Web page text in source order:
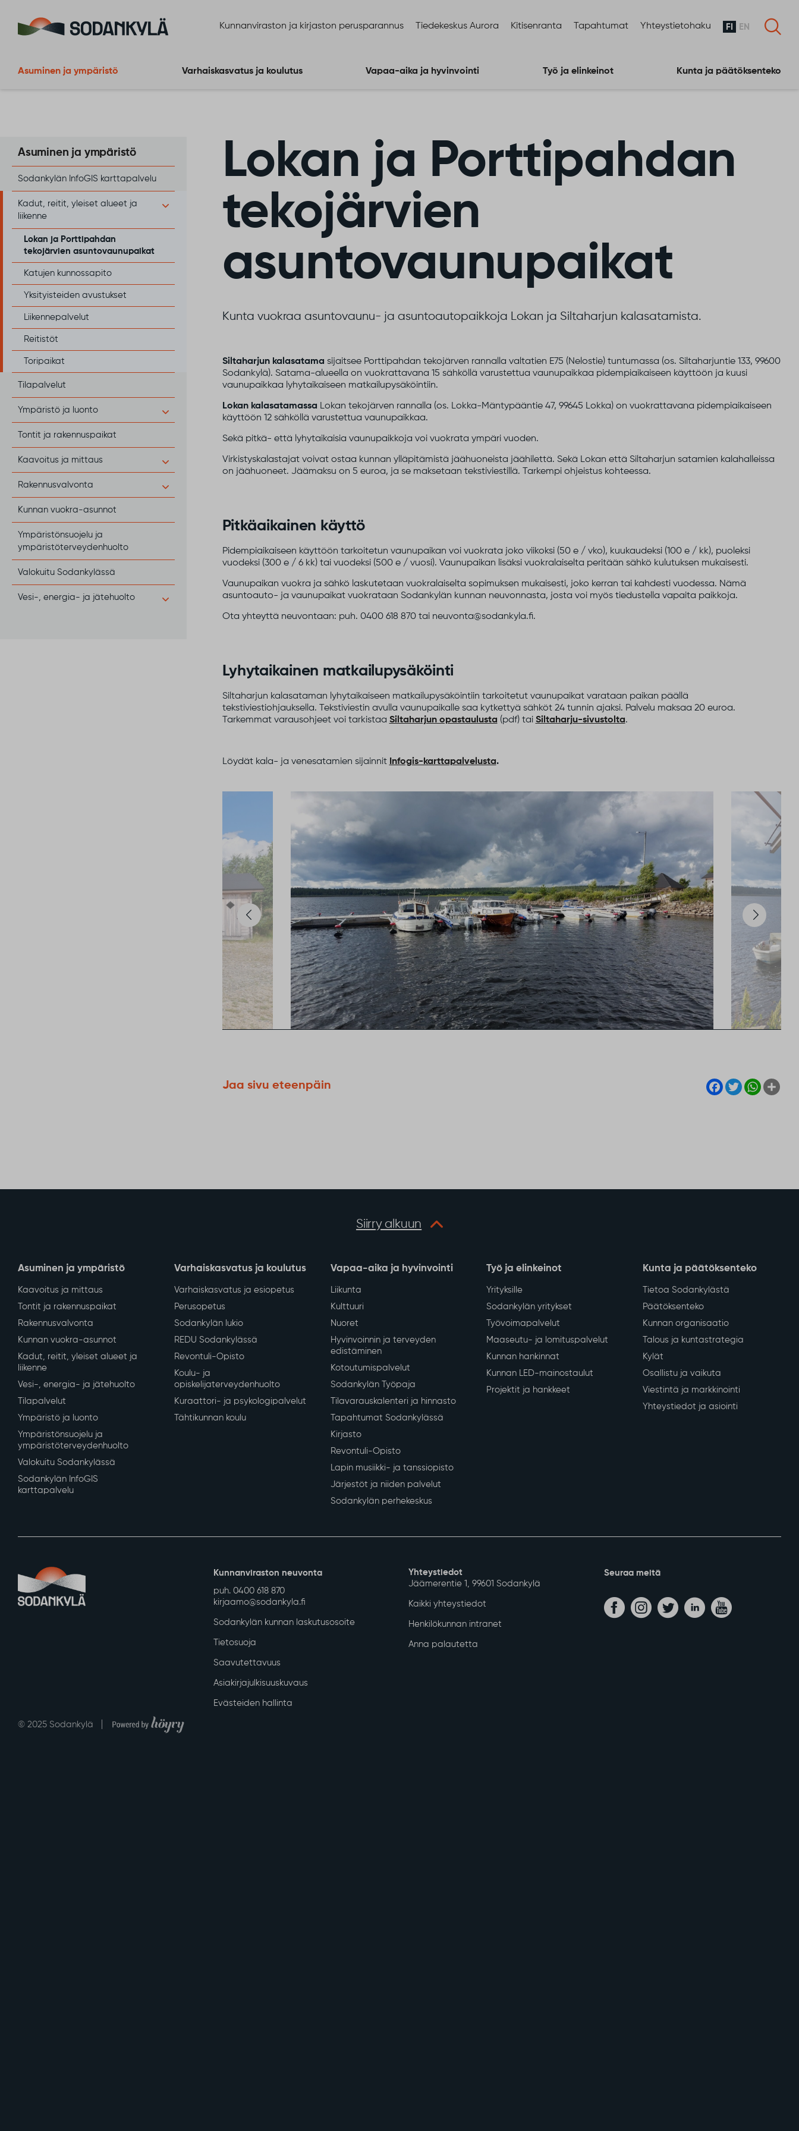
Kunnanviraston ja kirjaston perusparannus Tiedekeskus Aurora Kitisenranta Tapahtumat Yhteystietohaku FI EN
Asuminen ja ympäristö Varhaiskasvatus ja koulutus Vapaa-aika ja hyvinvointi Työ ja elinkeinot Kunta ja päätöksenteko
Asuminen ja ympäristö
Sodankylän InfoGIS karttapalvelu
Kadut, reitit, yleiset alueet ja
liikenne
Lokan ja Porttipahdan
tekojärvien asuntovaunupaikat
Katujen kunnossapito
Yksityisteiden avustukset
Liikennepalvelut
Reitistöt
Toripaikat
Tilapalvelut
Ympäristö ja luonto
Tontit ja rakennuspaikat
Kaavoitus ja mittaus
Rakennusvalvonta
Kunnan vuokra-asunnot
Ympäristönsuojelu ja
ympäristöterveydenhuolto
Valokuitu Sodankylässä
Vesi-, energia- ja jätehuolto
Lokan ja Porttipahdan
tekojärvien
asuntovaunupaikat
Kunta vuokraa asuntovaunu- ja asuntoautopaikkoja Lokan ja Siltaharjun kalasatamista.
Siltaharjun kalasatama sijaitsee Porttipahdan tekojärven rannalla valtatien E75 (Nelostie) tuntumassa (os. Siltaharjuntie 133, 99600
Sodankylä). Satama-alueella on vuokrattavana 15 sähköllä varustettua vaunupaikkaa pidempiaikaiseen käyttöön ja kuusi
vaunupaikkaa lyhytaikaiseen matkailupysäköintiin.
Lokan kalasatamassa Lokan tekojärven rannalla (os. Lokka-Mäntypääntie 47, 99645 Lokka) on vuokrattavana pidempiaikaiseen
käyttöön 12 sähköllä varustettua vaunupaikkaa.
Sekä pitkä- että lyhytaikaisia vaunupaikkoja voi vuokrata ympäri vuoden.
Virkistyskalastajat voivat ostaa kunnan ylläpitämistä jäähuoneista jäähilettä. Sekä Lokan että Siltaharjun satamien kalahalleissa
on jäähuoneet. Jäämaksu on 5 euroa, ja se maksetaan tekstiviestillä. Tarkempi ohjeistus kohteessa.
Pitkäaikainen käyttö
Pidempiaikaiseen käyttöön tarkoitetun vaunupaikan voi vuokrata joko viikoksi (50 e / vko), kuukaudeksi (100 e / kk), puoleksi
vuodeksi (300 e / 6 kk) tai vuodeksi (500 e / vuosi). Vaunupaikan lisäksi vuokralaiselta peritään sähkö kulutuksen mukaisesti.
Vaunupaikan vuokra ja sähkö laskutetaan vuokralaiselta sopimuksen mukaisesti, joko kerran tai kahdesti vuodessa. Nämä
asuntoauto- ja vaunupaikat vuokrataan Sodankylän kunnan neuvonnasta, josta voi myös tiedustella vapaita paikkoja.
Ota yhteyttä neuvontaan: puh. 0400 618 870 tai neuvonta@sodankyla.fi.
Lyhytaikainen matkailupysäköinti
Siltaharjun kalasataman lyhytaikaiseen matkailupysäköintiin tarkoitetut vaunupaikat varataan paikan päällä
tekstiviestiohjauksella. Tekstiviestin avulla vaunupaikalle saa kytkettyä sähköt 24 tunnin ajaksi. Palvelu maksaa 20 euroa.
Tarkemmat varausohjeet voi tarkistaa Siltaharjun opastaulusta (pdf) tai Siltaharju-sivustolta.
Löydät kala- ja venesatamien sijainnit Infogis-karttapalvelusta.
Jaa sivu eteenpäin Facebook
Twitter
Siirry alkuun
Asuminen ja ympäristö
Kaavoitus ja mittaus
Tontit ja rakennuspaikat
Rakennusvalvonta
Kunnan vuokra-asunnot
Kadut, reitit, yleiset alueet ja
liikenne
Vesi-, energia- ja jätehuolto
Tilapalvelut
Ympäristö ja luonto
Ympäristönsuojelu ja
ympäristöterveydenhuolto
Valokuitu Sodankylässä
Sodankylän InfoGIS
karttapalvelu
Varhaiskasvatus ja koulutus
Varhaiskasvatus ja esiopetus
Perusopetus
Sodankylän lukio
REDU Sodankylässä
Revontuli-Opisto
Koulu- ja
opiskelijaterveydenhuolto
Kuraattori- ja psykologipalvelut
Tähtikunnan koulu
Vapaa-aika ja hyvinvointi
Liikunta
Kulttuuri
Nuoret
Hyvinvoinnin ja terveyden
edistäminen
Kotoutumispalvelut
Sodankylän Työpaja
Tilavarauskalenteri ja hinnasto
Tapahtumat Sodankylässä
Kirjasto
Revontuli-Opisto
Lapin musiikki- ja tanssiopisto
Järjestöt ja niiden palvelut
Sodankylän perhekeskus
Työ ja elinkeinot
Yrityksille
Sodankylän yritykset
Työvoimapalvelut
Maaseutu- ja lomituspalvelut
Kunnan hankinnat
Kunnan LED-mainostaulut
Projektit ja hankkeet
Kunta ja päätöksenteko
Tietoa Sodankylästä
Päätöksenteko
Kunnan organisaatio
Talous ja kuntastrategia
Kylät
Osallistu ja vaikuta
Viestintä ja markkinointi
Yhteystiedot ja asiointi
Kunnanviraston neuvonta
puh. 0400 618 870
kirjaamo@sodankyla.fi
Sodankylän kunnan laskutusosoite
Tietosuoja
Saavutettavuus
Asiakirjajulkisuuskuvaus
Evästeiden hallinta
Yhteystiedot
Jäämerentie 1, 99601 Sodankylä
Kaikki yhteystiedot
Henkilökunnan intranet
Anna palautetta
Seuraa meitä
© 2025 Sodankylä